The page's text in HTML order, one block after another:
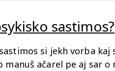
sastimos?
si jekh vorba
manuš ačarel pe aj sar